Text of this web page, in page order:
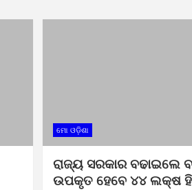
ମୋ ଓଡ଼ିଶା
ରାଜ୍ୟ ସରକାର ବଢାଇଲେ
ଉପକୃତ ହେବେ ୪୪ ଲକ୍ଷ